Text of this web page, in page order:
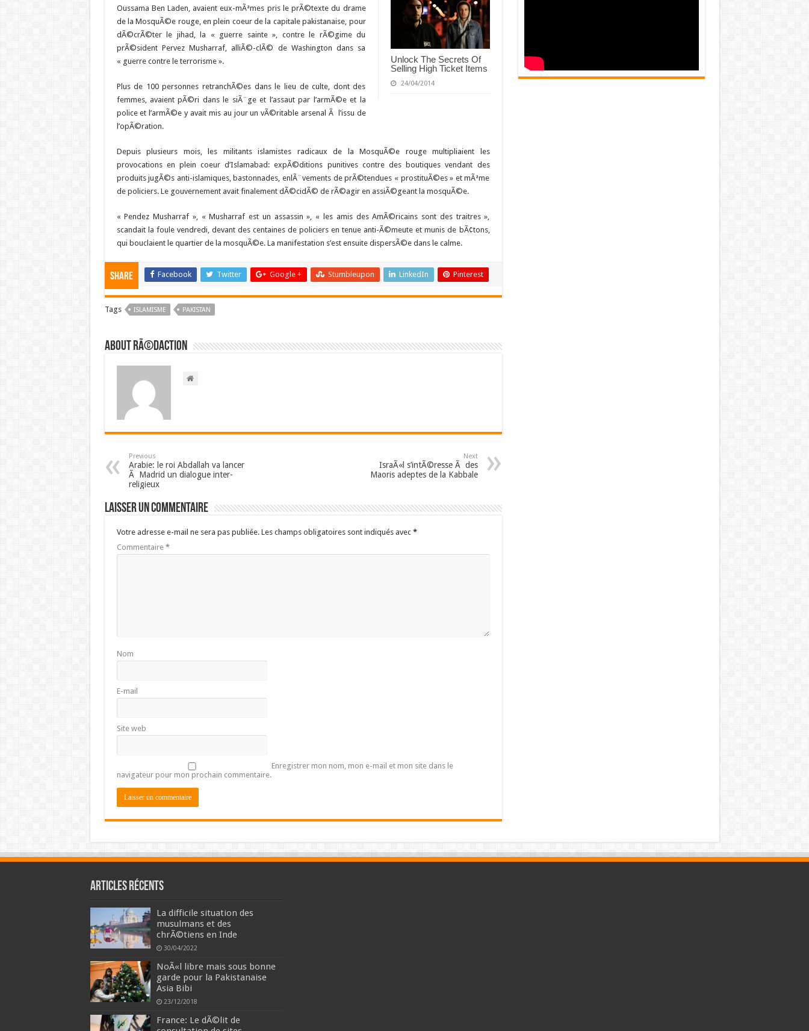
Unlock The Secrets Of
Selling High Ticket Items
24/04/2014
Oussama Ben Laden, avaient eux-mÃªmes pris le prÃ©texte du drame
de la MosquÃ©e rouge, en plein coeur de la capitale pakistanaise, pour
dÃ©crÃ©ter le jihad, la « guerre sainte », contre le rÃ©gime du
prÃ©sident Pervez Musharraf, alliÃ©-clÃ© de Washington dans sa
« guerre contre le terrorisme ».
Plus de 100 personnes retranchÃ©es dans le lieu de culte, dont des
femmes, avaient pÃ©ri dans le siÃ¨ge et l’assaut par l’armÃ©e et la
police et l’armÃ©e y avait mis au jour un vÃ©ritable arsenal Ã l’issu de
l’opÃ©ration.
Depuis plusieurs mois, les militants islamistes radicaux de la MosquÃ©e rouge multipliaient les
provocations en plein coeur d’Islamabad: expÃ©ditions punitives contre des boutiques vendant des
produits jugÃ©s anti-islamiques, bastonnades, enlÃ¨vements de prÃ©tendues « prostituÃ©es » et mÃªme
de policiers. Le gouvernement avait finalement dÃ©cidÃ© de rÃ©agir en assiÃ©geant la mosquÃ©e.
« Pendez Musharraf », « Musharraf est un assassin », « les amis des AmÃ©ricains sont des traitres »,
scandait la foule vendredi, devant des centaines de policiers en tenue anti-Ã©meute et munis de bÃ¢tons,
qui bouclaient le quartier de la mosquÃ©e. La manifestation s’est ensuite dispersÃ©e dans le calme.
Share Facebook Twitter Google + Stumbleupon LinkedIn Pinterest
Tags ISLAMISME PAKISTAN
About RÃ©daction
Previous
Arabie: le roi Abdallah va lancer
Ã Madrid un dialogue inter-
religieux
Next
IsraÃ«l s’intÃ©resse Ã des
Maoris adeptes de la Kabbale
Laisser un commentaire
Votre adresse e-mail ne sera pas publiée. Les champs obligatoires sont indiqués avec *
Commentaire *
Nom
E-mail
Site web
Enregistrer mon nom, mon e-mail et mon site dans le
navigateur pour mon prochain commentaire.
Articles récents
La difficile situation des
musulmans et des
chrÃ©tiens en Inde
30/04/2022
NoÃ«l libre mais sous bonne
garde pour la Pakistanaise
Asia Bibi
23/12/2018
France: Le dÃ©lit de